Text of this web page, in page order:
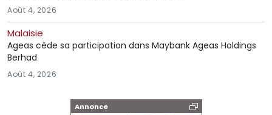
Annonce
Août 4, 2026
Malaisie
Ageas cède sa participation dans Maybank Ageas Holdings
Berhad
Août 4, 2026